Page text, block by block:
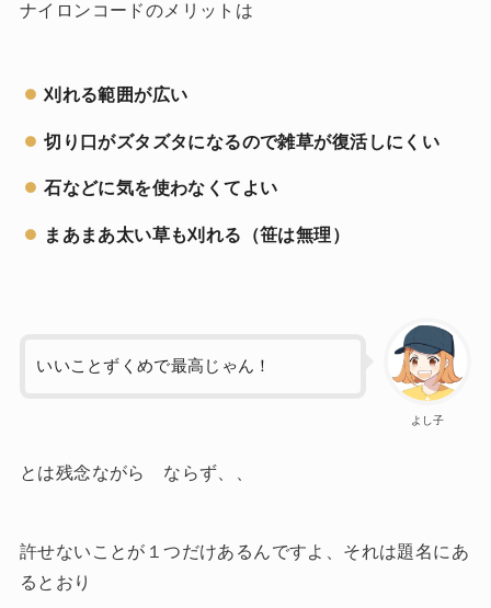
ナイロンコードのメリットは
刈れる範囲が広い
切り口がズタズタになるので雑草が復活しにくい
石などに気を使わなくてよい
まあまあ太い草も刈れる（笹は無理）
よし子
いいことずくめで最高じゃん！
とは残念ながら ならず、、
許せないことが１つだけあるんですよ、それは題名にあ
るとおり